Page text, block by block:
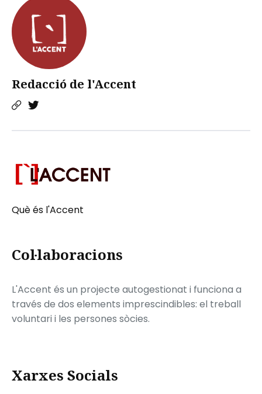
Redacció de l'Accent
Què és l'Accent
Col·laboracions
L'Accent és un projecte autogestionat i funciona a
través de dos elements imprescindibles: el treball
voluntari i les persones sòcies.
Xarxes Socials